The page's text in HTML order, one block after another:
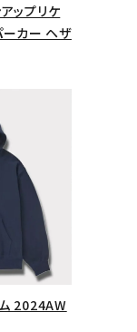
プリケ
ーカー ヘザ
2024AW